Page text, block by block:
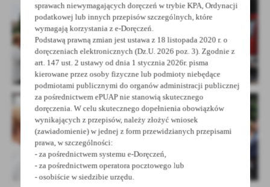
sprawach niewymagających doręczeń w trybie KPA, Ordynacji
podatkowej lub innych przepisów szczególnych, które
wymagają korzystania z e-Doręczeń.
Podstawą prawną zmian jest ustawa z 18 listopada 2020 r. o
doręczeniach elektronicznych (Dz.U. 2026 poz. 3). Zgodnie z
art. 147 ust. 2 ustawy od dnia 1 stycznia 2026r. pisma
kierowane przez osoby fizyczne lub podmioty niebędące
podmiotami publicznymi do organów administracji publicznej
za pośrednictwem ePUAP nie stanowią skutecznego
doręczenia. W celu skutecznego dopełnienia obowiązków
wynikających z przepisów, należy złożyć wniosek
(zawiadomienie) w jednej z form przewidzianych przepisami
prawa, w szczególności:
- za pośrednictwem systemu e-Doręczeń,
- za pośrednictwem operatora pocztowego lub
- osobiście w siedzibie urzędu.